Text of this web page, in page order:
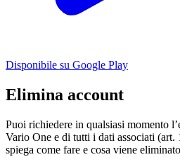
Disponibile su Google Play
Elimina account
Puoi richiedere in qualsiasi momento
Vario One e di tutti i dati associati (art.
spiega come fare e cosa viene